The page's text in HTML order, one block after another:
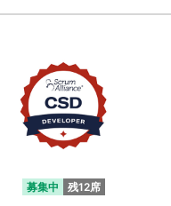
募集中 残12席